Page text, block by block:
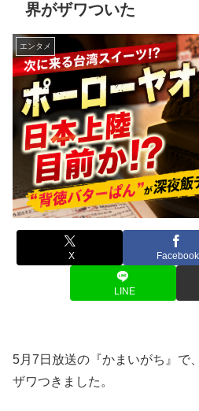
界がザワついた
エンタメ
X Facebook
LINE
5月7日放送の『かまいがち』で
ザワつきました。